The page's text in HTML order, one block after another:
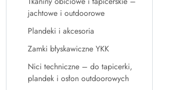
jachtowe i outdoorowe
Plandeki i akcesoria
Zamki błyskawiczne YKK
Nici techniczne – do tapicerki,
plandek i osłon outdoorowych